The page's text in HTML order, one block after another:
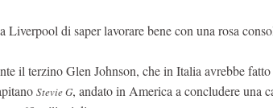
Liverpool di saper lavorare bene con una rosa
il terzino Glen Johnson, che in Italia avrebbe
Stevie G, andato in America a concludere una